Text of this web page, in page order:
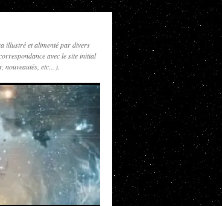
illustré et alimenté par divers
avec le site initial
nouveautés, etc…).